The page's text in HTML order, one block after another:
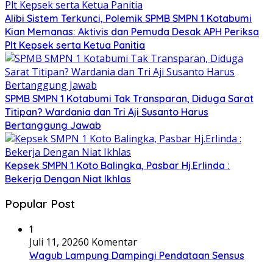
Alibi Sistem Terkunci, Polemik SPMB SMPN 1 Kotabumi
Kian Memanas: Aktivis dan Pemuda Desak APH Periksa
Plt Kepsek serta Ketua Panitia
SPMB SMPN 1 Kotabumi Tak Transparan, Diduga Sarat
Titipan? Wardania dan Tri Aji Susanto Harus
Bertanggung Jawab
Kepsek SMPN 1 Koto Balingka, Pasbar Hj.Erlinda :
Bekerja Dengan Niat Ikhlas
Popular Post
1
Juli 11, 20260 Komentar
Wagub Lampung Dampingi Pendataan Sensus